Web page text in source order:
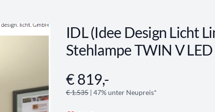
IDL (Idee Design Licht
Stehlampe TWIN V LED
Angebotsinformationen
€ 819,-
€ 1.535 | 47% unter Neupreis*